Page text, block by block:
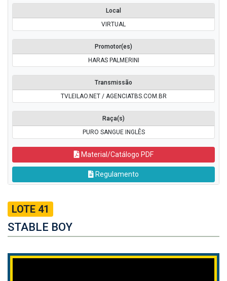
Local
VIRTUAL
Promotor(es)
HARAS PALMERINI
Transmissão
TVLEILAO.NET / AGENCIATBS.COM.BR
Raça(s)
PURO SANGUE INGLÊS
Material/Catálogo PDF
Regulamento
LOTE 41
STABLE BOY